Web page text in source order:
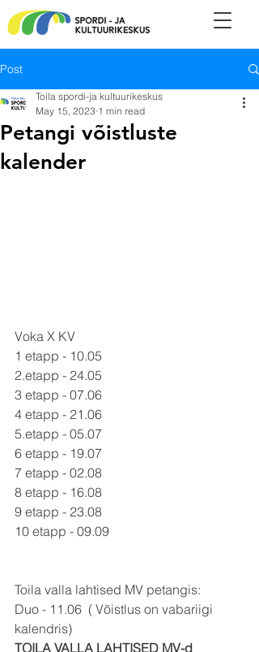
Post
Petangi võistluste
kalender
Toila spordi-ja kultuurikeskus
May 15, 2023 1 min read
Voka X KV
1 etapp - 10.05
2.etapp - 24.05
3 etapp - 07.06
4 etapp - 21.06
5.etapp - 05.07
6 etapp - 19.07
7 etapp - 02.08
8 etapp - 16.08
9 etapp - 23.08
10 etapp - 09.09
Toila valla lahtised MV petangis:
Duo - 11.06  ( Võistlus on vabariigi
kalendris)
TOILA VALLA LAHTISED MV-d